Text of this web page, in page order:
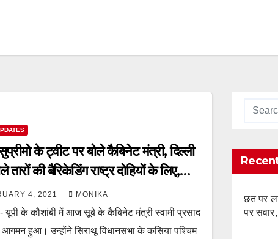
के ट्वीट पर बोले कैबिनेट मंत्री, दिल्ली
तारों की बैरिकेडिंग राष्ट्र दोहियों के लिए,
के लिए नहीं
4, 2021 MONIKA
यूपी के कौशांबी में आज सूबे के कैबिनेट मंत्री स्वामी प्रसाद
आगमन हुआ। उन्होंने सिराथू विधानसभा के कसिया पश्चिम
छत पर
पर